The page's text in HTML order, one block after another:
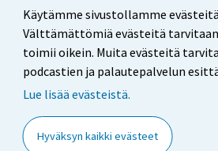
Käytämme sivustollamme
Välttämättömiä evästeitä
toimii oikein. Muita evästeitä
podcastien ja palautepalvelun
Lue lisää evästeistä.
Hyväksyn kaikki evästeet
Palaute
Käyttöehdot
Saavutettavuus